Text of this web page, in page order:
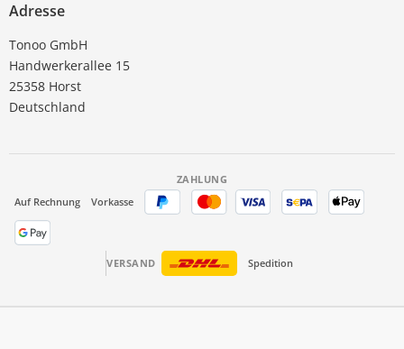
Adresse
Tonoo GmbH
Handwerkerallee 15
25358 Horst
Deutschland
ZAHLUNG
Auf Rechnung
Vorkasse
VERSAND Spedition